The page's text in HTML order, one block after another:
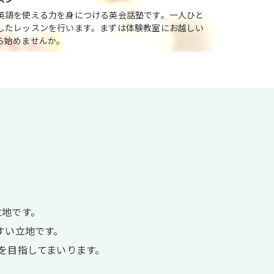
を使える力を身につける英会話塾です。一人ひと
レッスンを行います。まずは体験教室にお越しい
めませんか。
です。
立地です。
指してまいります。